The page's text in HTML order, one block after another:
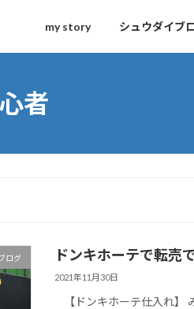
my story シュウダイブ
者
ログ ドンキホーテで転売
2021年11月30日
【ドンキホーテ仕入れ】